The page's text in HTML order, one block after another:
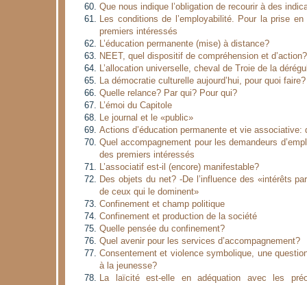
Que nous indique l’obligation de recourir à des
Les conditions de l’employabilité. Pour la prise
premiers intéressés
L’éducation permanente (mise) à distance?
NEET, quel dispositif de compréhension et d’action?
L’allocation universelle, cheval de Troie de la
La démocratie culturelle aujourd’hui, pour quoi faire?
Quelle relance? Par qui? Pour qui?
L’émoi du Capitole
Le journal et le «public»
Actions d’éducation permanente et vie associative:
Quel accompagnement pour les demandeurs
des premiers intéressés
L’associatif est-il (encore) manifestable?
Des objets du net? -De l’influence des «intérêts
de ceux qui le dominent»
Confinement et champ politique
Confinement et production de la société
Quelle pensée du confinement?
Quel avenir pour les services d’accompagnement?
Consentement et violence symbolique, une
à la jeunesse?
La laïcité est-elle en adéquation avec les